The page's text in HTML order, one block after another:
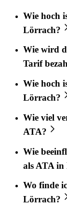
Wie hoch
Lörrach?
Wie wird
Tarif
Wie hoch
Lörrach?
Wie viel
ATA?
Wie
als ATA
Wo finde
Lörrach?